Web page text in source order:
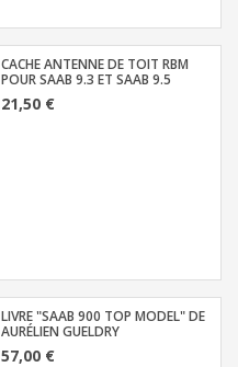
CACHE ANTENNE DE TOIT RBM
POUR SAAB 9.3 ET SAAB 9.5
21,50 €
LIVRE "SAAB 900 TOP MODEL" DE
AURÉLIEN GUELDRY
57,00 €